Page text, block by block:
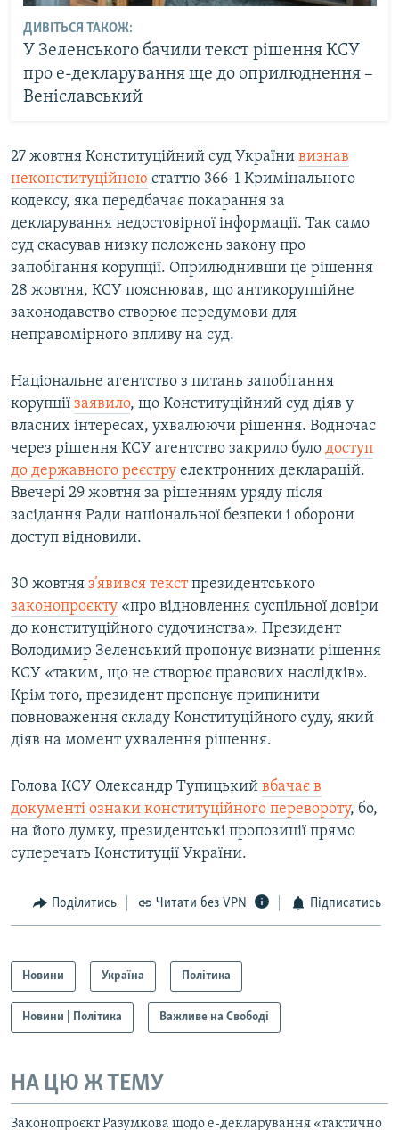
ДИВІТЬСЯ ТАКОЖ:
У Зеленського бачили текст рішення КСУ
про е-декларування ще до оприлюднення –
Веніславський
27 жовтня Конституційний суд України визнав
неконституційною статтю 366-1 Кримінального
кодексу, яка передбачає покарання за
декларування недостовірної інформації. Так само
суд скасував низку положень закону про
запобігання корупції. Оприлюднивши це рішення
28 жовтня, КСУ пояснював, що антикорупційне
законодавство створює передумови для
неправомірного впливу на суд.
Національне агентство з питань запобігання
корупції заявило, що Конституційний суд діяв у
власних інтересах, ухвалюючи рішення. Водночас
через рішення КСУ агентство закрило було доступ
до державного реєстру електронних декларацій.
Ввечері 29 жовтня за рішенням уряду після
засідання Ради національної безпеки і оборони
доступ відновили.
30 жовтня з’явився текстпрезидентського
законопроєкту «про відновлення суспільної довіри
до конституційного судочинства». Президент
Володимир Зеленський пропонує визнати рішення
КСУ «таким, що не створює правових наслідків».
Крім того, президент пропонує припинити
повноваження складу Конституційного суду, який
діяв на момент ухвалення рішення.
Голова КСУ Олександр Тупицький вбачає в
документі ознаки конституційного перевороту, бо,
на його думку, президентські пропозиції прямо
суперечать Конституції України.
Поділитись Читати без VPN Підписатись
Новини Україна Політика
Новини | Політика Важливе на Свободі
НА ЦЮ Ж ТЕМУ
Законопроєкт Разумкова щодо е-декларування «тактично